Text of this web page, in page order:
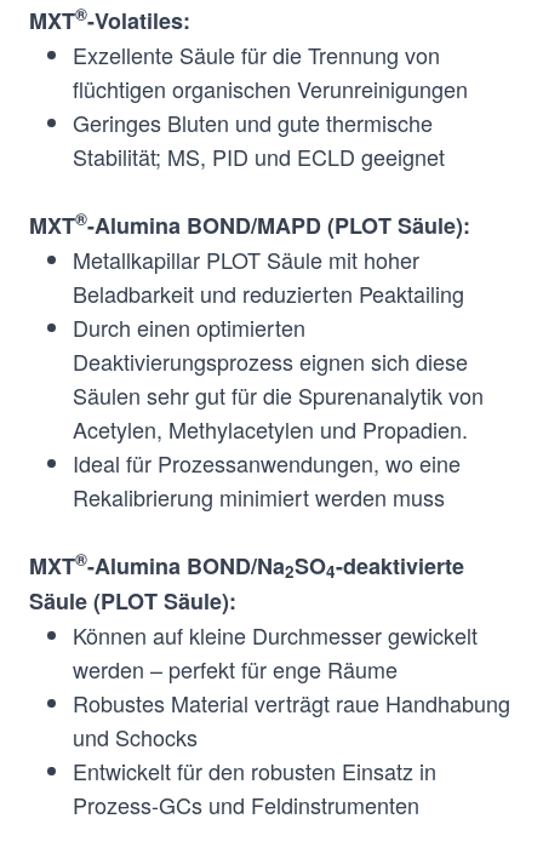
MXT®-
Alumina
BOND/MAPD
MXT -
BOND/Na2SO4
-deaktivierte
Säule
Alumina
MXT®Msieve
5Å Molecular sieve
MXT®Q-Bond N/A N/A
MXT S-Bond
[1] Abhängig von der Filmdicke und ob bei
konstanter Temperatur oder mit einem Gradienten
gearbeitet wird
MXT®-Volatiles:
Exzellente Säule für die Trennung von
flüchtigen organischen Verunreinigungen
Geringes Bluten und gute thermische
Stabilität; MS, PID und ECLD geeignet
MXT®-Alumina BOND/MAPD (PLOT Säule):
Metallkapillar PLOT Säule mit hoher
Beladbarkeit und reduzierten Peaktailing
Durch einen optimierten
Deaktivierungsprozess eignen sich diese
Säulen sehr gut für die Spurenanalytik von
Acetylen, Methylacetylen und Propadien.
Ideal für Prozessanwendungen, wo eine
Rekalibrierung minimiert werden muss
MXT®-Alumina BOND/Na2SO4-deaktivierte
Säule (PLOT Säule):
Können auf kleine Durchmesser gewickelt
werden – perfekt für enge Räume
Robustes Material verträgt raue Handhabung
und Schocks
Entwickelt für den robusten Einsatz in
Prozess-GCs und Feldinstrumenten